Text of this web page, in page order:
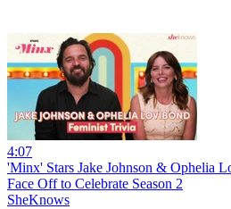
4:07
'Minx' Stars Jake Johnson & Ophelia
Face Off to Celebrate Season 2
SheKnows